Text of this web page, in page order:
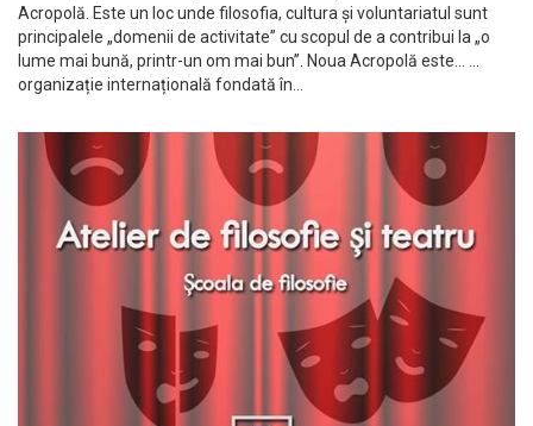
Acropolă. Este un loc unde filosofia, cultura și voluntariatul sunt
principalele „domenii de activitate” cu scopul de a contribui la „o
lume mai bună, printr-un om mai bun”. Noua Acropolă este… …
organizație internațională fondată în…